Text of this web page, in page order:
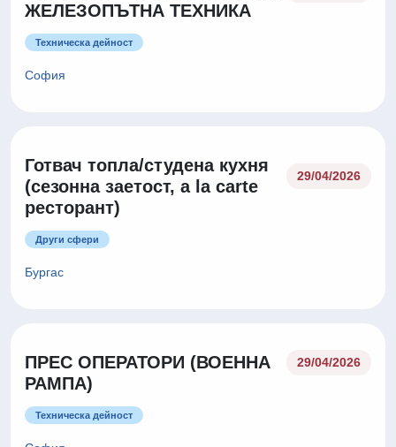
ЖЕЛЕЗОПЪТНА ТЕХНИКА
Техническа дейност
София
Готвач топла/студена кухня
(сезонна заетост, a la carte
ресторант)
29/04/2026
Други сфери
Бургас
ПРЕС ОПЕРАТОРИ (ВОЕННА
РАМПА)
29/04/2026
Техническа дейност